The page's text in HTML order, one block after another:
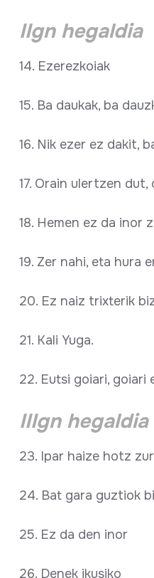
IIgn hegaldia
14. Ezerezkoiak
15. Ba daukak, ba
16. Nik ezer ez dakit,
17. Orain ulertzen dut,
18. Hemen ez da inor
19. Zer nahi, eta hura
20. Ez naiz trixterik
21. Kali Yuga.
22. Eutsi goiari, goiari
IIIgn hegaldia
23. Ipar haize hotz
24. Bat gara guztiok
25. Ez da den inor
26. Denek ikusiko